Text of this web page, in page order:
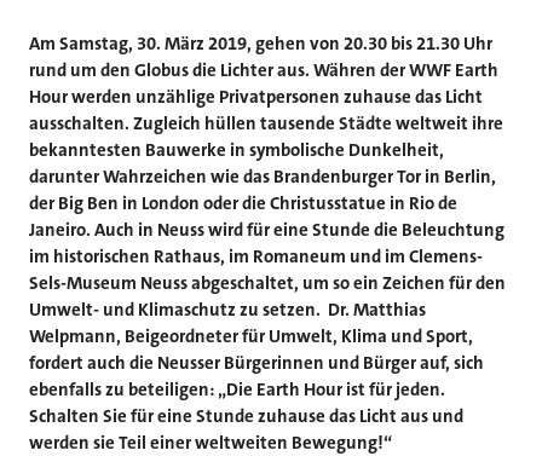
Am Samstag, 30. März 2019, gehen von 20.30 bis 21.30 Uhr
rund um den Globus die Lichter aus. Währen der WWF Earth
Hour werden unzählige Privatpersonen zuhause das Licht
ausschalten. Zugleich hüllen tausende Städte weltweit ihre
bekanntesten Bauwerke in symbolische Dunkelheit,
darunter Wahrzeichen wie das Brandenburger Tor in Berlin,
der Big Ben in London oder die Christusstatue in Rio de
Janeiro. Auch in Neuss wird für eine Stunde die Beleuchtung
im historischen Rathaus, im Romaneum und im Clemens-
Sels-Museum Neuss abgeschaltet, um so ein Zeichen für den
Umwelt- und Klimaschutz zu setzen. Dr. Matthias
Welpmann, Beigeordneter für Umwelt, Klima und Sport,
fordert auch die Neusser Bürgerinnen und Bürger auf, sich
ebenfalls zu beteiligen: „Die Earth Hour ist für jeden.
Schalten Sie für eine Stunde zuhause das Licht aus und
werden sie Teil einer weltweiten Bewegung!“